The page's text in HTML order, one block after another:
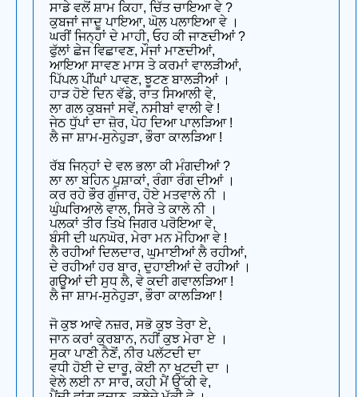
ਸਾਡੇ ਵਲੋਂ ਸ਼ਾਮ ਕਿਹਾ, ਚਿੱਤ ਚਾਇਆ ਵੇ ?
ਕੁਬਜਾਂ ਜਾਦੂ ਪਾਇਆ, ਘੋਲ ਪਲਾਇਆ ਵੇ ।
ਘਰੀਂ ਜਿਨ੍ਹਾਂ ਦੇ ਮਾਹੀ, ਓਹ ਕੀ ਜਾਣਦੀਆਂ ?
ਫੁੱਲਾਂ ਛੇਜ ਵਿਛਾਵਣ, ਮੌਜਾਂ ਮਾਣਦੀਆਂ,
ਆਇਆ ਸਾਵਣ ਮਾਸ ਤੇ ਕਰਮਾਂ ਵਾਲੜੀਆਂ,
ਪਿੱਪਲ ਪੀਂਘਾਂ ਪਾਵਣ, ਝੂਟਣ ਬਾਲੜੀਆਂ ।
ਹਾੜ ਹੋਏ ਦਿਨ ਵੱਡੇ, ਰਾਤ ਸਿਆਲੀ ਵੇ,
ਲਾ ਗਲ ਕੁਬਜਾਂ ਸਵੇਂ, ਨਸੀਬਾਂ ਵਾਲੀ ਵੇ !
ਜੇਠ ਧੁੱਪਾਂ ਦਾ ਜ਼ੋਰ, ਪੋਹ ਦਿਆ ਪਾਲੜਿਆ !
ਲੈ ਜਾ ਸ਼ਾਮ-ਸੁਨੇਹੁੜਾ, ਭੌਰਾ ਕਾਲੜਿਆ !
ਰੱਬ ਜਿਨ੍ਹਾਂ ਦੇ ਵਲ ਭਲਾ ਕੀ ਮੰਗਦੀਆਂ ?
ਲਾ ਲਾ ਬਹਿਨ ਪੁਸ਼ਾਕਾਂ, ਰੰਗਾ ਰੰਗ ਦੀਆਂ ।
ਕਰ ਰਹੇ ਭੌਰ ਗੁੰਜਾਰ, ਹੋਏ ਮਤਵਾਲੇ ਨੀ ।
ਘੁੰਘਰਿਆਲੇ ਵਾਲ, ਸਿਰੇ ਤੇ ਕਾਲੇ ਨੀ ।
ਪਲਕਾਂ ਤੀਰ ਤਿਖੇ ਜਿਗਰ ਪਰੋਇਆ ਵੇ,
ਬੰਸੀ ਦੀ ਘਨਘੋਰ, ਮੇਰਾ ਮਨ ਮੋਹਿਆ ਵੇ !
ਲੈ ਰਹੀਆਂ ਦਿਲਦਾਰ, ਘੁਮਾਈਆਂ ਲੈ ਰਹੀਆਂ,
ਦੇ ਰਹੀਆਂ ਹਰ ਬਾਰ, ਦੁਹਾਈਆਂ ਦੇ ਰਹੀਆਂ ।
ਗਊਆਂ ਦੀ ਸੁਧ ਲੈ, ਵੇ ਕਦੀ ਗਵਾਲੜਿਆ !
ਲੈ ਜਾ ਸ਼ਾਮ-ਸੁਨੇਹੁੜਾ, ਭੌਰਾ ਕਾਲੜਿਆ !
ਜੋ ਕੁਝ ਆਵੇ ਨਜ਼ਰ, ਸਭੋ ਕੁਝ ਤੇਰਾ ਏ,
ਜਾਨ ਕਰਾਂ ਕੁਰਬਾਨ, ਨਹੀਂ ਕੁਝ ਮੇਰਾ ਏ ।
ਸੁਕਾ ਪਾਣੀ ਨੈਣੋਂ, ਨੀਰ ਪਲੱਟਦੀ ਦਾ
ਵਧੀ ਹੋਈ ਦੇ ਦਾਰੂ, ਕੋਈ ਨਾ ਖੁਟਦੀ ਦਾ ।
ਵੇਲੇ ਲਈ ਨਾ ਸਾਰ, ਕਹੀ ਮੈਂ ਉੱਕੀ ਵੇ,